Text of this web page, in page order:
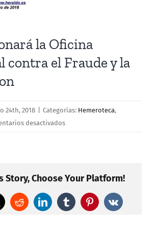
la Oficina
contra el Fraude y la
24th, 2018 Categorías: Hemeroteca,
desactivadosen
Oficina
contra
el
Story, Choose Your Platform!
RedditLinkedInTumblrPinterest
Vk